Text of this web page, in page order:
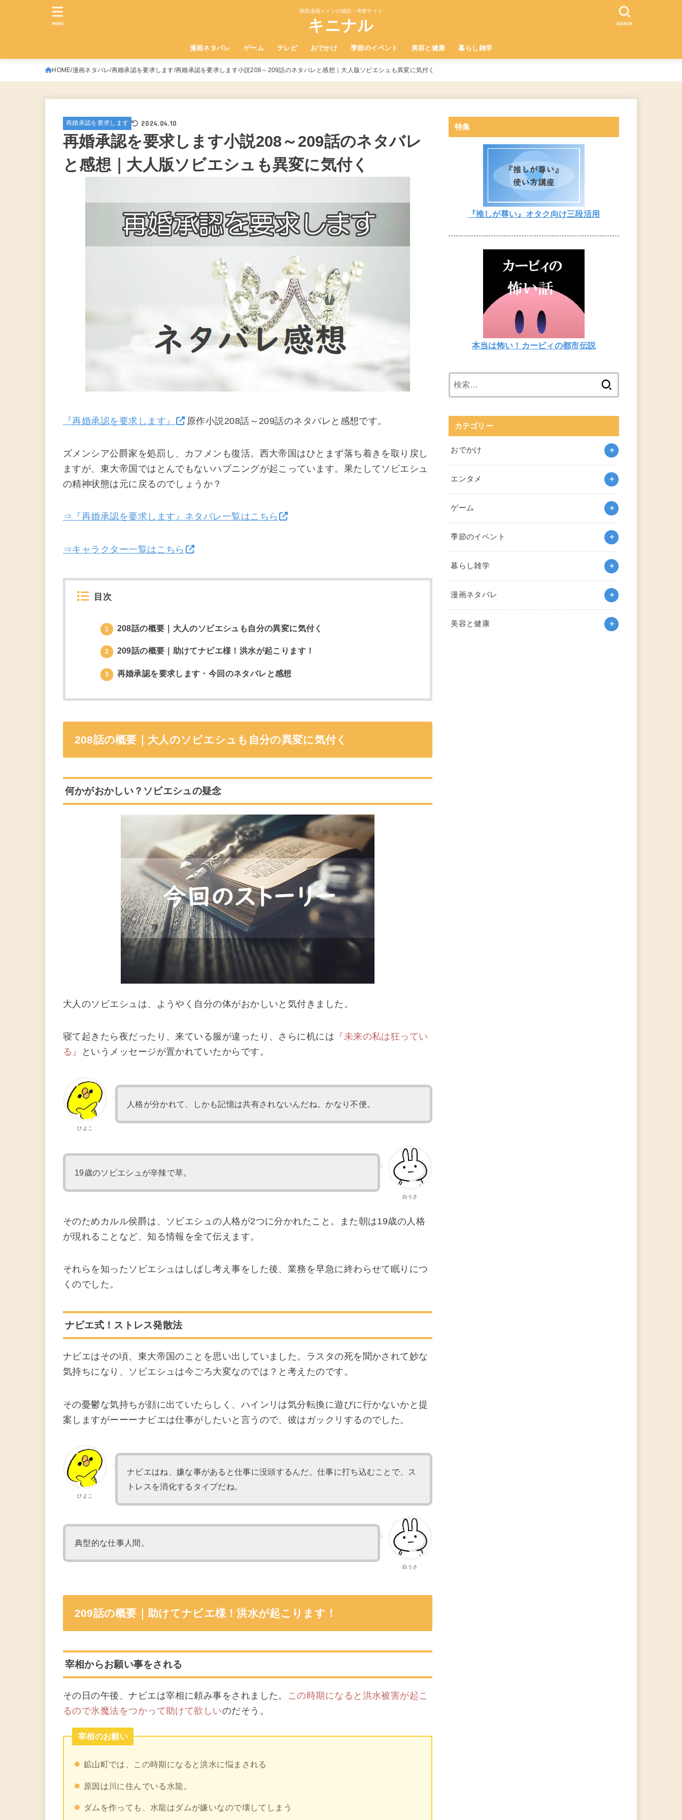
韓国漫画メインの感想・考察サイト
キニナル
漫画ネタバレ ゲーム テレビ おでかけ 季節のイベント 美容と健康 暮らし雑学
SEARCH
MENU
HOME 漫画ネタバレ 再婚承認を要求します 再婚承認を要求します小説208～209話のネタバレと感想｜大人版ソビエシュも異変に気付く
再婚承認を要求します 2024.04.10
再婚承認を要求します小説208～209話のネタバレ
と感想｜大人版ソビエシュも異変に気付く
『再婚承認を要求します』 原作小説208話～209話のネタバレと感想です。
ズメンシア公爵家を処罰し、カフメンも復活。西大帝国はひとまず落ち着きを取り戻し
ますが、東大帝国ではとんでもないハプニングが起こっています。果たしてソビエシュ
の精神状態は元に戻るのでしょうか？
⇒『再婚承認を要求します』ネタバレ一覧はこちら
⇒キャラクター一覧はこちら
目次
1 208話の概要｜大人のソビエシュも自分の異変に気付く
2 209話の概要｜助けてナビエ様！洪水が起こります！
3 再婚承認を要求します・今回のネタバレと感想
208話の概要｜大人のソビエシュも自分の異変に気付く
何かがおかしい？ソビエシュの疑念
大人のソビエシュは、ようやく自分の体がおかしいと気付きました。
寝て起きたら夜だったり、来ている服が違ったり、さらに机には 『未来の私は狂ってい
る』
というメッセージが置かれていたからです。
ひよこ
人格が分かれて、しかも記憶は共有されないんだね。かなり不便。
白うさ
19歳のソビエシュが辛辣で草。
そのためカルル侯爵は、ソビエシュの人格が2つに分かれたこと。また朝は19歳の人格
が現れることなど、知る情報を全て伝えます。
それらを知ったソビエシュはしばし考え事をした後、業務を早急に終わらせて眠りにつ
くのでした。
ナビエ式！ストレス発散法
ナビエはその頃、東大帝国のことを思い出していました。ラスタの死を聞かされて妙な
気持ちになり、ソビエシュは今ごろ大変なのでは？と考えたのです。
その憂鬱な気持ちが顔に出ていたらしく、ハインリは気分転換に遊びに行かないかと提
案しますがーーーナビエは仕事がしたいと言うので、彼はガックリするのでした。
ひよこ
ナビエはね、嫌な事があると仕事に没頭するんだ。仕事に打ち込むことで、ス
トレスを消化するタイプだね。
白うさ
典型的な仕事人間。
209話の概要｜助けてナビエ様！洪水が起こります！
宰相からお願い事をされる
その日の午後、ナビエは宰相に頼み事をされました。
この時期になると洪水被害が起こ
るので氷魔法をつかって助けて欲しいのだそう。
宰相のお願い
鉱山町では、この時期になると洪水に悩まされる
原因は川に住んでいる水龍。
ダムを作っても、水龍はダムが嫌いなので壊してしまう
特集
『推しが尊い』オタク向け三段活用
本当は怖い！カービィの都市伝説
カテゴリー
おでかけ
エンタメ
ゲーム
季節のイベント
暮らし雑学
漫画ネタバレ
美容と健康